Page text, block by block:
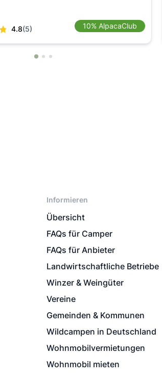
4.8(5) 10% AlpacaClub
Informieren
Übersicht
FAQs für Camper
FAQs für Anbieter
Landwirtschaftliche Betriebe
Winzer & Weingüter
Vereine
Gemeinden & Kommunen
Wildcampen in Deutschland
Wohnmobilvermietungen
Wohnmobil mieten